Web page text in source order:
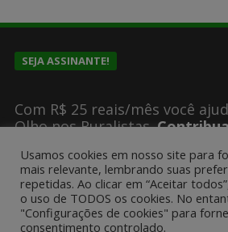
SEJA ASSINANTE!
Com R$ 25 reais/mês você
Olho nos Ruralistas.
SUGESTÕES DE PAUTA?
Usamos cookies em nosso site para
mais relevante, lembrando suas
repetidas. Ao clicar em “Aceitar
o uso de TODOS os cookies. No
"Configurações de cookies" para
consentimento controlado.